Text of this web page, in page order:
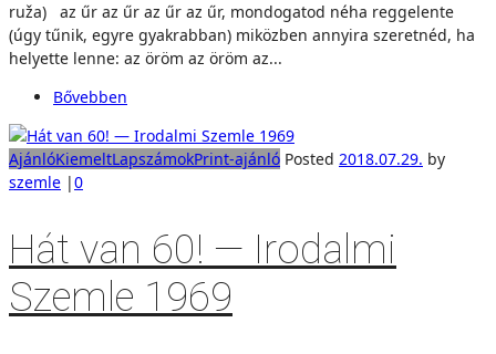
ruža) az űr az űr az űr az űr, mondogatod néha reggelente
(úgy tűnik, egyre gyakrabban) miközben annyira szeretnéd, ha
helyette lenne: az öröm az öröm az...
Bővebben
AjánlóKiemeltLapszámokPrint-ajánló Posted 2018.07.29. by
szemle |0
Hát van 60! — Irodalmi
Szemle 1969